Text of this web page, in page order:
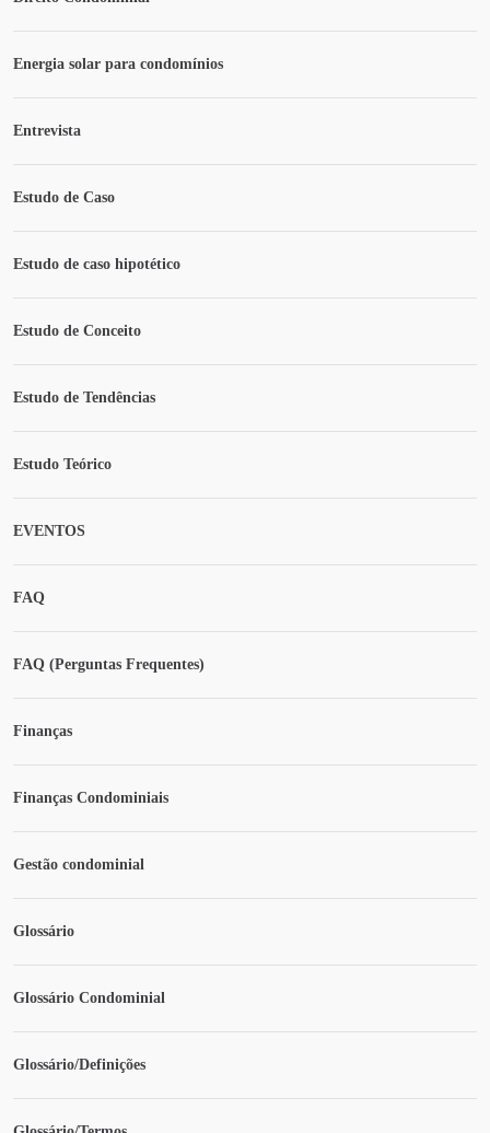
Energia solar para condomínios
Entrevista
Estudo de Caso
Estudo de caso hipotético
Estudo de Conceito
Estudo de Tendências
Estudo Teórico
EVENTOS
FAQ
FAQ (Perguntas Frequentes)
Finanças
Finanças Condominiais
Gestão condominial
Glossário
Glossário Condominial
Glossário/Definições